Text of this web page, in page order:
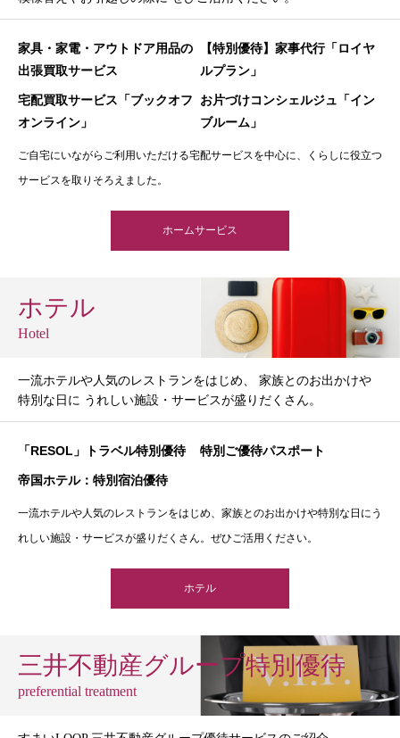
家具・家電・アウトドア用品の
出張買取サービス
【特別優待】家事代行「ロイヤ
ルプラン」
宅配買取サービス「ブックオフ
オンライン」
お片づけコンシェルジュ「イン
ブルーム」
ご自宅にいながらご利用いただける宅配サービスを中心に、くらしに役立つ
サービスを取りそろえました。
ホームサービス
ホテル
Hotel
一流ホテルや人気のレストランをはじめ、 家族とのお出かけや
特別な日に うれしい施設・サービスが盛りだくさん。
「RESOL」トラベル特別優待 特別ご優待パスポート
帝国ホテル：特別宿泊優待
一流ホテルや人気のレストランをはじめ、家族とのお出かけや特別な日にう
れしい施設・サービスが盛りだくさん。ぜひご活用ください。
ホテル
三井不動産グループ特別優待
preferential treatment